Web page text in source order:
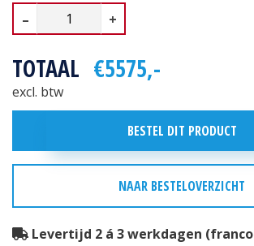
– +
TOTAAL €5575,-
excl. btw
BESTEL DIT PRODUCT
NAAR BESTELOVERZICHT
Levertijd 2 á 3 werkdagen (franco